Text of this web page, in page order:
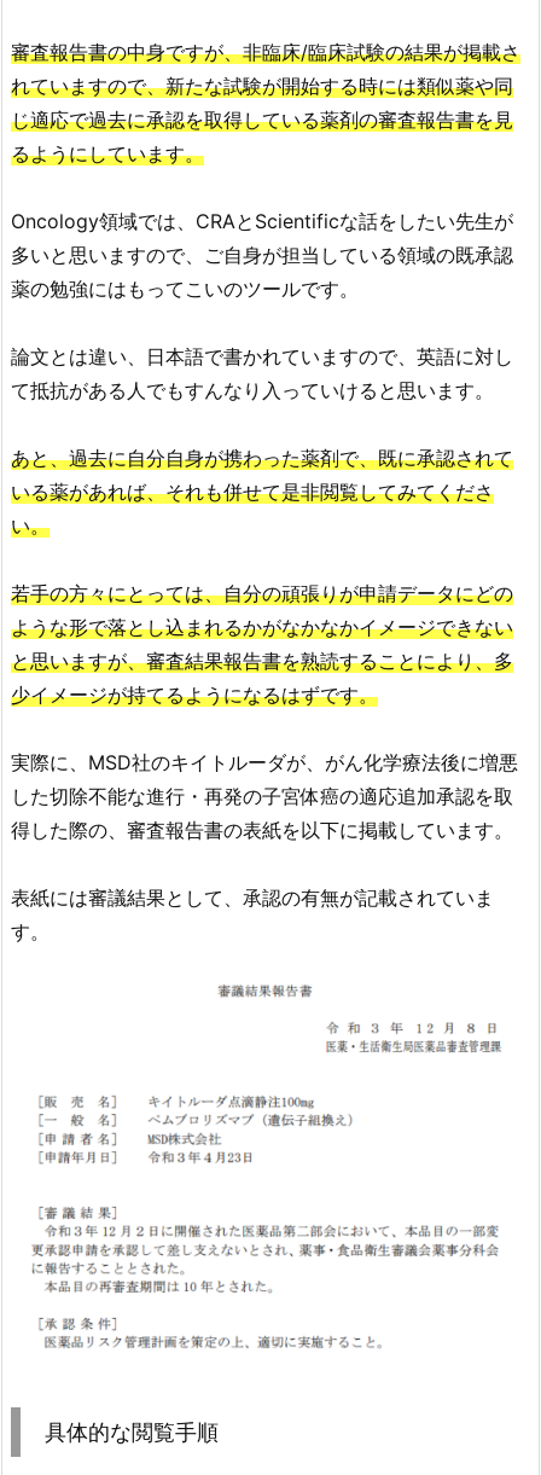
審査報告書の中身ですが、非臨床/臨床試験の結果が掲載さ
れていますので、新たな試験が開始する時には類似薬や同
じ適応で過去に承認を取得している薬剤の審査報告書を見
るようにしています。
Oncology領域では、CRAとScientificな話をしたい先生が
多いと思いますので、ご自身が担当している領域の既承認
薬の勉強にはもってこいのツールです。
論文とは違い、日本語で書かれていますので、英語に対し
て抵抗がある人でもすんなり入っていけると思います。
あと、過去に自分自身が携わった薬剤で、既に承認されて
いる薬があれば、それも併せて是非閲覧してみてくださ
い。
若手の方々にとっては、自分の頑張りが申請データにどの
ような形で落とし込まれるかがなかなかイメージできない
と思いますが、審査結果報告書を熟読することにより、多
少イメージが持てるようになるはずです。
実際に、MSD社のキイトルーダが、がん化学療法後に増悪
した切除不能な進行・再発の子宮体癌の適応追加承認を取
得した際の、審査報告書の表紙を以下に掲載しています。
表紙には審議結果として、承認の有無が記載されていま
す。
具体的な閲覧手順